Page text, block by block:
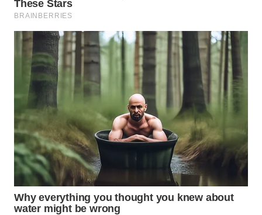
WAHANA
WAHANA
KONSUMEN
WAHANA
LISTRIK
WAHANA
TRAVEL
WAHANA
TV